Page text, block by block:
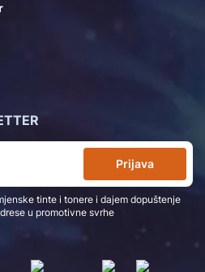
Prijava
tinte i tonere i dajem dopuštenje
u promotivne svrhe